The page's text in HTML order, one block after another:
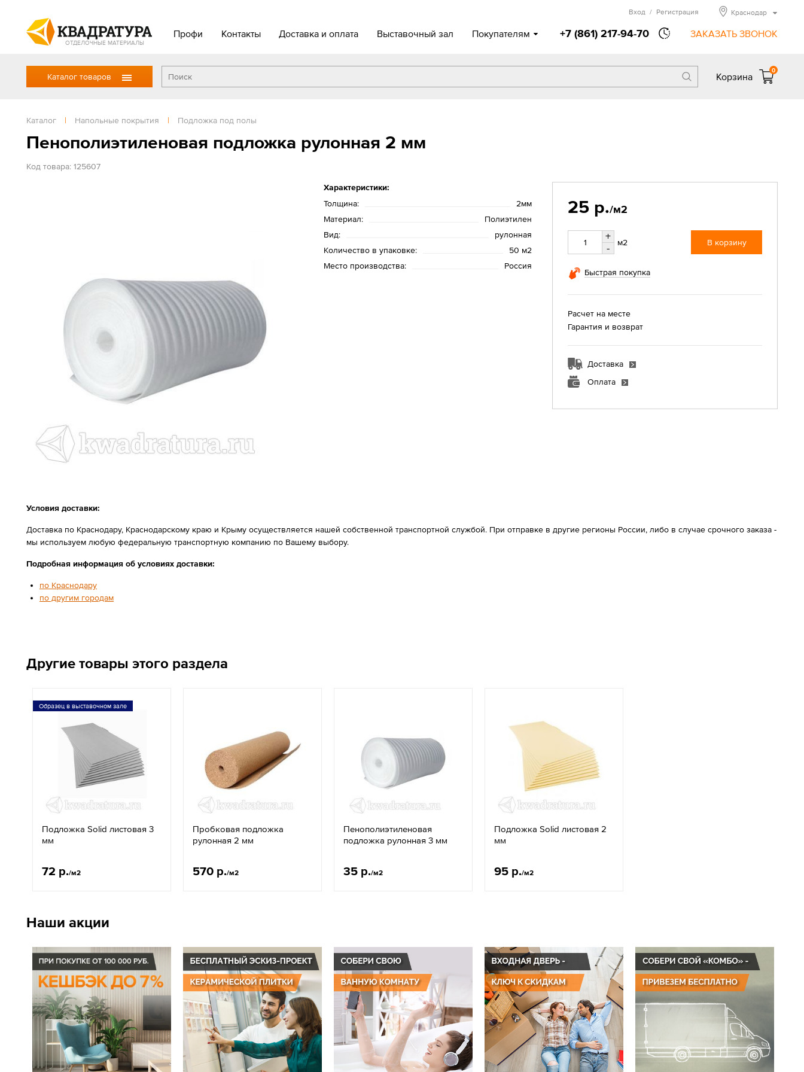
ОТДЕЛОЧНЫЕ МАТЕРИАЛЫ
Профи Контакты Доставка и оплата Выставочный зал Покупателям +7 (861) 217-94-70 ЗАКАЗАТЬ ЗВОНОК
Вход / Регистрация Краснодар
Каталог товаров Корзина
0
Каталог | Напольные покрытия | Подложка под полы
Пенополиэтиленовая подложка рулонная 2 мм
Код товара: 125607
Характеристики:
Толщина:
2мм
Материал:
Полиэтилен
Вид:
рулонная
Количество в упаковке:
50 м2
Место производства:
Россия
25 р./м2
+
-
м2 В корзину
Быстрая покупка
Расчет на месте
Гарантия и возврат
Доставка
Оплата
Условия доставки:
Доставка по Краснодару, Краснодарскому краю и Крыму осуществляется нашей собственной транспортной службой. При отправке в другие регионы России, либо в случае срочного заказа -
мы используем любую федеральную транспортную компанию по Вашему выбору.
Подробная информация об условиях доставки:
по Краснодару
по другим городам
Другие товары этого раздела
Образец в выставочном зале
Подложка Solid листовая 3
мм
72 р./м2
Пробковая подложка
рулонная 2 мм
570 р./м2
Пенополиэтиленовая
подложка рулонная 3 мм
35 р./м2
Подложка Solid листовая 2
мм
95 р./м2
Наши акции